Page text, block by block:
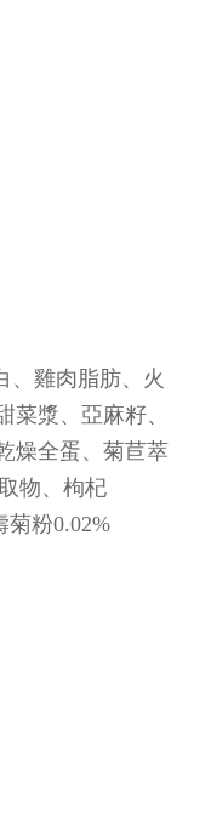
、雞肉脂肪、火
菜漿、亞麻籽、
燥全蛋、菊苣萃
物、枸杞
菊粉0.02%